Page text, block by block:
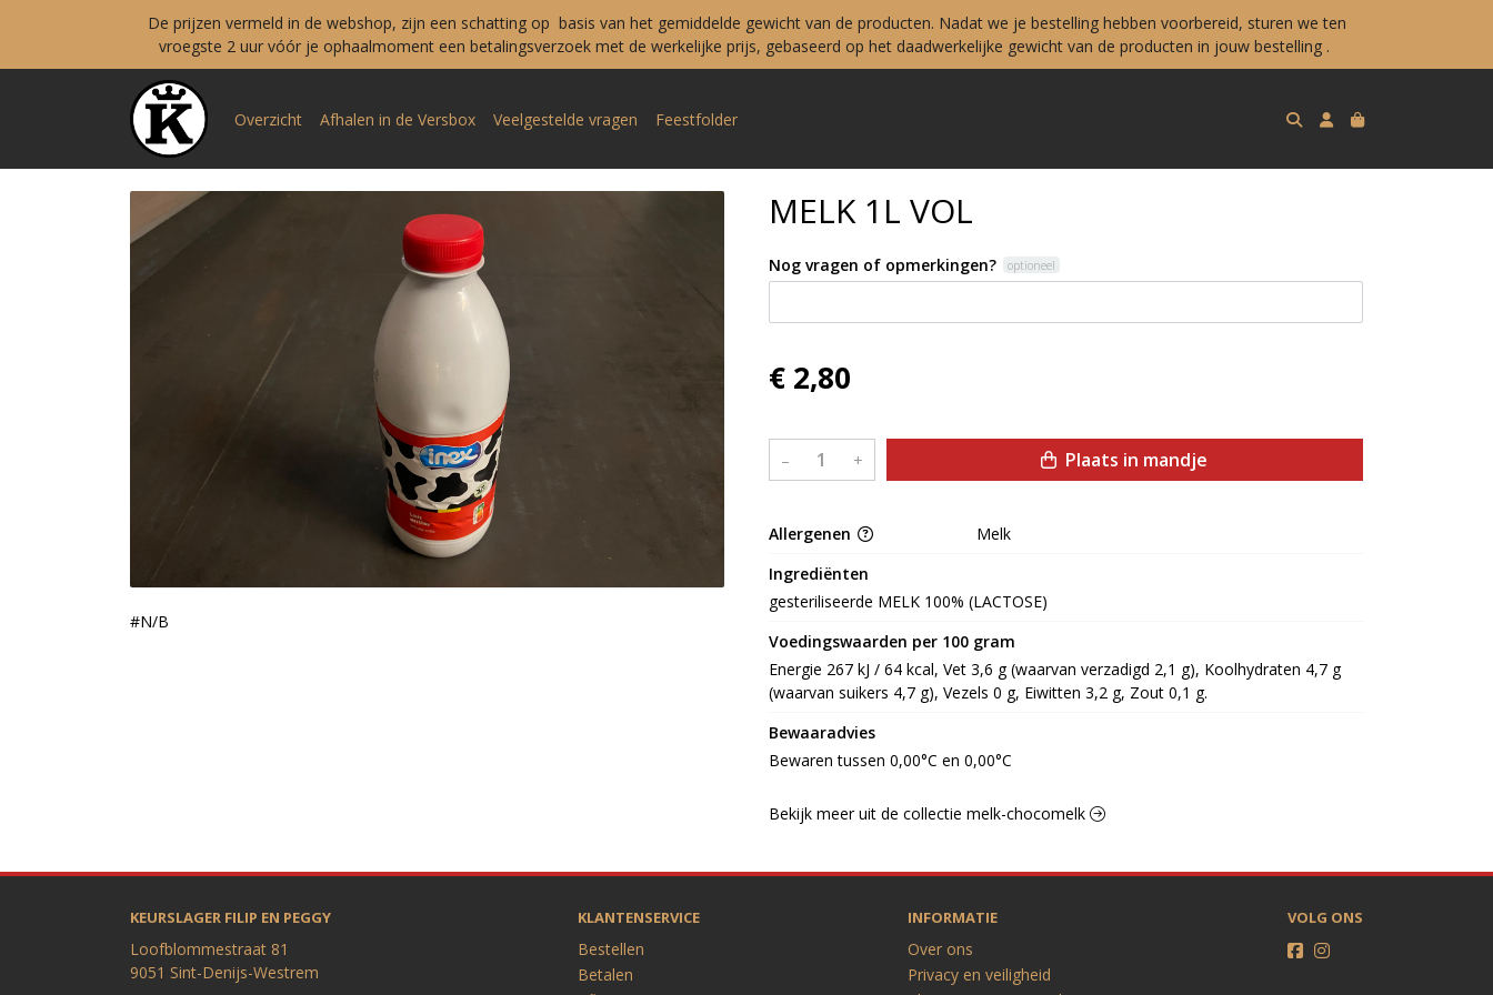
De prijzen vermeld in de webshop, zijn een schatting op basis van het gemiddelde gewicht van de producten. Nadat we je bestelling hebben voorbereid, sturen we ten
vroegste 2 uur vóór je ophaalmoment een betalingsverzoek met de werkelijke prijs, gebaseerd op het daadwerkelijke gewicht van de producten in jouw bestelling .
Overzicht Afhalen in de Versbox Veelgestelde vragen Feestfolder
#N/B
MELK 1L VOL
Nog vragen of opmerkingen? optioneel
€ 2,80
– + Plaats in mandje
Allergenen
Melk
Ingrediënten
gesteriliseerde MELK 100% (LACTOSE)
Voedingswaarden per 100 gram
Energie 267 kJ / 64 kcal, Vet 3,6 g (waarvan verzadigd 2,1 g), Koolhydraten 4,7 g
(waarvan suikers 4,7 g), Vezels 0 g, Eiwitten 3,2 g, Zout 0,1 g.
Bewaaradvies
Bewaren tussen 0,00°C en 0,00°C
Bekijk meer uit de collectie melk-chocomelk
KEURSLAGER FILIP EN PEGGY
Loofblommestraat 81
9051 Sint-Denijs-Westrem
KLANTENSERVICE
Bestellen
Betalen
INFORMATIE
Over ons
Privacy en veiligheid
VOLG ONS